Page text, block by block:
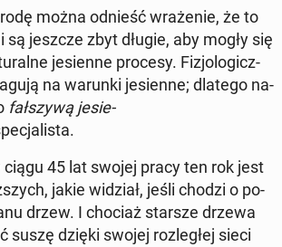
można odnieść wra­że­nie, że to
są jeszcze zbyt długie, aby mogły się
je­sien­ne procesy. Fi­zjo­lo­gicz­
na warunki je­sien­ne; dlatego na­
fał­szy­wą je­sie­
ciągu 45 lat swojej pracy ten rok jest
jakie widział, jeśli chodzi o po­
drzew. I chociaż starsze drzewa
suszę dzięki swojej roz­le­głej sieci